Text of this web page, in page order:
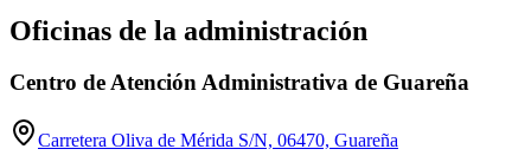
Oficinas de la administración
Centro de Atención Administrativa de Guareña
Carretera Oliva de Mérida S/N, 06470, Guareña